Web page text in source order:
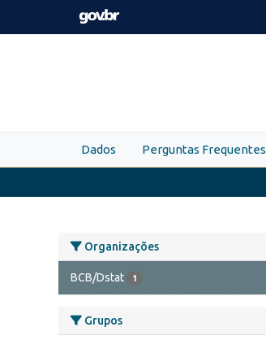
Skip to main content
Dados Perguntas Frequentes
Organizações
BCB/Dstat 1
Grupos